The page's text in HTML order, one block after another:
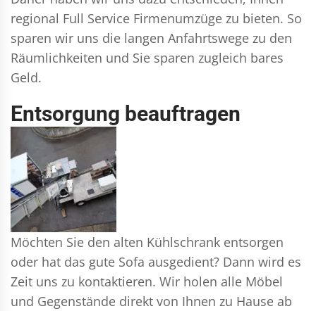
regional Full Service Firmenumzüge zu bieten. So
sparen wir uns die langen Anfahrtswege zu den
Räumlichkeiten und Sie sparen zugleich bares
Geld.
Entsorgung beauftragen
Möchten Sie den alten Kühlschrank entsorgen
oder hat das gute Sofa ausgedient? Dann wird es
Zeit uns zu kontaktieren. Wir holen alle Möbel
und Gegenstände direkt von Ihnen zu Hause ab